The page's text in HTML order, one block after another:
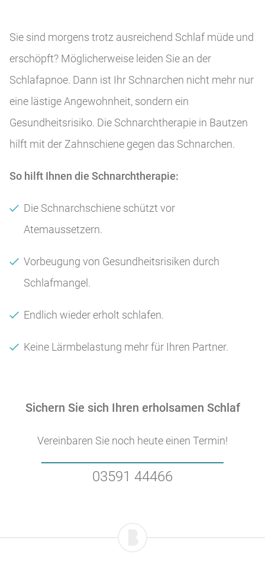
Sie sind morgens trotz ausreichend Schlaf müde und
erschöpft? Möglicherweise leiden Sie an der
Schlafapnoe. Dann ist Ihr Schnarchen nicht mehr nur
eine lästige Angewohnheit, sondern ein
Gesundheitsrisiko. Die Schnarchtherapie in Bautzen
hilft mit der Zahnschiene gegen das Schnarchen.
So hilft Ihnen die Schnarchtherapie:
Die Schnarchschiene schützt vor
Atemaussetzern.
Vorbeugung von Gesundheitsrisiken durch
Schlafmangel.
Endlich wieder erholt schlafen.
Keine Lärmbelastung mehr für Ihren Partner.
Sichern Sie sich Ihren erholsamen Schlaf
Vereinbaren Sie noch heute einen Termin!
03591 44466